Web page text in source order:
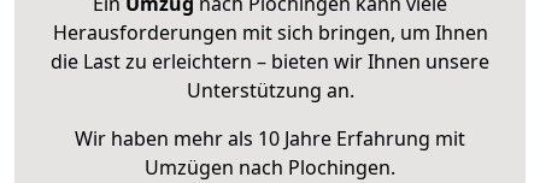
Herausforderungen mit sich bringen, um Ihnen
die Last zu erleichtern – bieten wir Ihnen unsere
Unterstützung an.
Wir haben mehr als 10 Jahre Erfahrung mit
Umzügen nach Plochingen.